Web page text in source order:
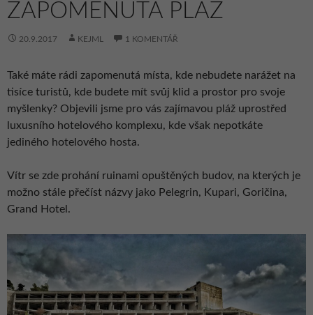
ZAPOMENUTÁ PLÁŽ
20.9.2017 KEJML 1 KOMENTÁŘ
Také máte rádi zapomenutá místa, kde nebudete narážet na
tisíce turistů, kde budete mít svůj klid a prostor pro svoje
myšlenky? Objevili jsme pro vás zajímavou pláž uprostřed
luxusního hotelového komplexu, kde však nepotkáte
jediného hotelového hosta.
Vítr se zde prohání ruinami opuštěných budov, na kterých je
možno stále přečíst názvy jako Pelegrin, Kupari, Goričina,
Grand Hotel.